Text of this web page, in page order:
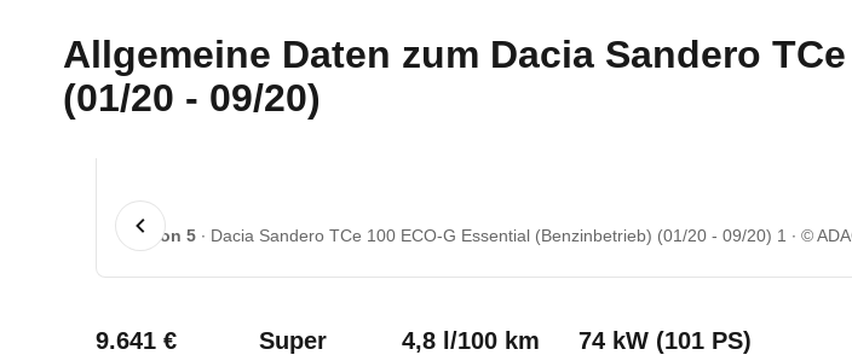
Allgemeine Daten zum Dacia Sandero
(01/20 - 09/20)
1 von 5 Dacia Sandero TCe 100 ECO-G Essential (Benzinbetrieb) (01/20 - 09/20) 1 ©
9.641 € Super 4,8 l/100 km 74 kW (101 PS)